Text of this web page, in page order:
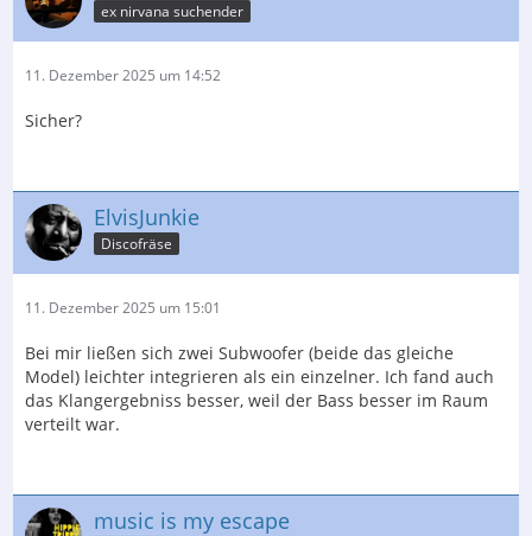
ex nirvana suchender
11. Dezember 2025 um 14:52
Sicher?
ElvisJunkie
Discofräse
11. Dezember 2025 um 15:01
Bei mir ließen sich zwei Subwoofer (beide das gleiche
Model) leichter integrieren als ein einzelner. Ich fand auch
das Klangergebniss besser, weil der Bass besser im Raum
verteilt war.
music is my escape